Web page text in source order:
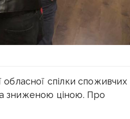
спілки споживчих
зниженою ціною. Про